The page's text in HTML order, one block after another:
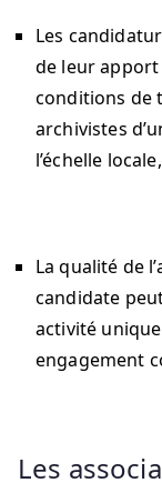
Les
de leur apport
conditions de
archivistes
l’échelle
La qualité de
candidate
activité
engagement
Les